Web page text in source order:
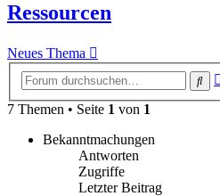
Ressourcen
Neues Thema
7 Themen • Seite 1 von 1
Bekanntmachungen
Antworten
Zugriffe
Letzter Beitrag